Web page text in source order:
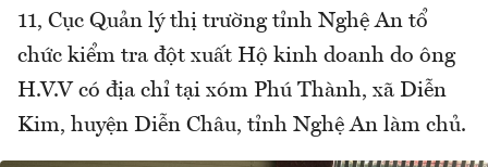
11, Cục Quản lý thị trường tỉnh Nghệ An tổ
chức kiểm tra đột xuất Hộ kinh doanh do ông
H.V.V có địa chỉ tại xóm Phú Thành, xã Diễn
Kim, huyện Diễn Châu, tỉnh Nghệ An làm chủ.